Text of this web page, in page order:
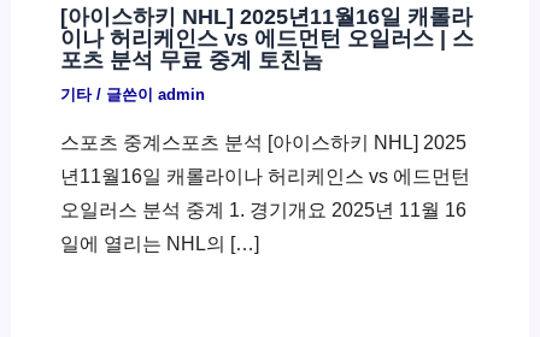
[아이스하키 NHL] 2025년11월16일 캐롤라
이나 허리케인스 vs 에드먼턴 오일러스 | 스
포츠 분석 무료 중계 토친놈
기타/ 글쓴이 admin
스포츠 중계스포츠 분석 [아이스하키 NHL] 2025
년11월16일 캐롤라이나 허리케인스 vs 에드먼턴
오일러스 분석 중계 1. 경기개요 2025년 11월 16
일에 열리는 NHL의 […]